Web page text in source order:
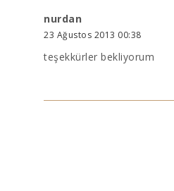
nurdan
23 Ağustos 2013 00:38
teşekkürler bekliyorum